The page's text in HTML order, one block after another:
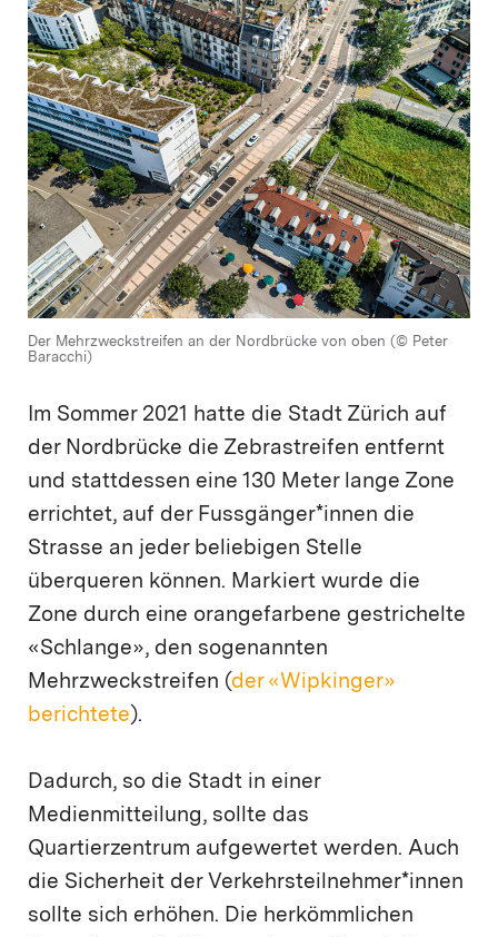
Der Mehrzweckstreifen an der Nordbrücke von oben (© Peter
Baracchi)
Im Sommer 2021 hatte die Stadt Zürich auf
der Nordbrücke die Zebrastreifen entfernt
und stattdessen eine 130 Meter lange Zone
errichtet, auf der Fussgänger*innen die
Strasse an jeder beliebigen Stelle
überqueren können. Markiert wurde die
Zone durch eine orangefarbene gestrichelte
«Schlange», den sogenannten
Mehrzweckstreifen (der «Wipkinger»
berichtete ).
Dadurch, so die Stadt in einer
Medienmitteilung, sollte das
Quartierzentrum aufgewertet werden. Auch
die Sicherheit der Verkehrsteilnehmer*innen
sollte sich erhöhen. Die herkömmlichen